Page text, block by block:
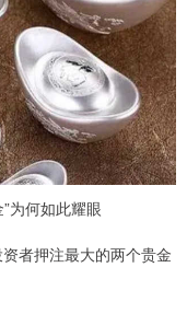
为何如此耀眼
者押注最大的两个贵金